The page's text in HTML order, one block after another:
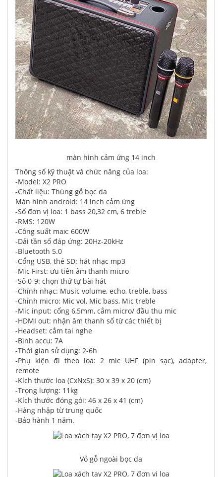
màn hình cảm ứng 14 inch
Thông số kỹ thuật và chức năng của loa:
-Model: X2 PRO
-Chất liệu: Thùng gỗ bọc da
Màn hình android: 14 inch cảm ứng
-Số đơn vị loa: 1 bass 20,32 cm, 6 treble
-RMS: 120W
-Công suất max: 600W
-Dải tần số đáp ứng: 20Hz-20kHz
-Bluetooth 5.0
-Cổng USB, thẻ SD: hát nhạc mp3
-Mic First: ưu tiên âm thanh micro
-Số 0-9: chọn thứ tự bài hát
-Chỉnh nhạc: Music volume, echo, treble, bass
-Chỉnh micro: Mic vol, Mic bass, Mic treble
-Mic input: cổng 6,5mm, cắm micro/ đầu thu mic
-HDMI out: nhận âm thanh số từ các thiết bị
-Headset: cắm tai nghe
-Bình accu: 7A
-Thời gian sử dụng: 2-6h
-Phụ kiện đi theo loa: 2 mic UHF (pin sạc), adapter,
remote
-Kích thước loa (CxNxS): 30 x 39 x 20 (cm)
-Trọng lượng: 11kg
-Kích thước đóng gói: 46 x 26 x 41 (cm)
-Hàng nhập từ trung quốc
-Bảo hành 1 năm.
Vỏ gỗ ngoài bọc da